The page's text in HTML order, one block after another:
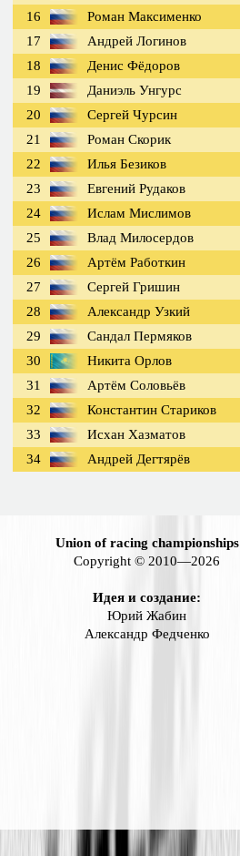
16
Роман Максименко
17
Андрей Логинов
18
Денис Фёдоров
19
Даниэль Унгурс
20
Сергей Чурсин
21
Роман Скорик
22
Илья Безиков
23
Евгений Рудаков
24
Ислам Мислимов
25
Влад Милосердов
26
Артём Работкин
27
Сергей Гришин
28
Александр Узкий
29
Сандал Пермяков
30
Никита Орлов
31
Артём Соловьёв
32
Константин Стариков
33
Исхан Хазматов
34
Андрей Дегтярёв
Union of racing championships
Copyright © 2010—2026
Идея и создание:
Юрий Жабин
Александр Федченко